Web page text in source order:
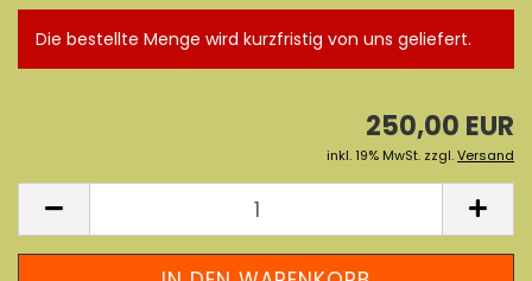
Die bestellte Menge wird kurzfristig von uns geliefert.
250,00 EUR
inkl. 19% MwSt. zzgl.Versand